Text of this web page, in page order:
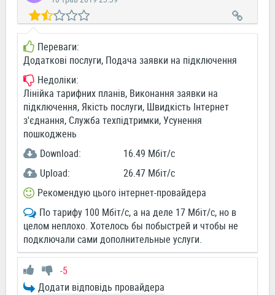
Переваги:
Додаткові послуги, Подача заявки на підключення
Недоліки:
Лінійка тарифних планів, Виконання заявки на
підключення, Якість послуги, Швидкість Інтернет
з'єднання, Служба техпідтримки, Усунення
пошкоджень
Download:
16.49 Мбіт/c
Upload:
26.47 Мбіт/c
Рекомендую цього інтернет-провайдера
По тарифу 100 Мбіт/с, а на деле 17 Мбіт/с, но в
целом неплохо. Хотелось бы побыстрей и чтобы не
подключали сами дополнительные услуги.
-5
Додати відповідь провайдера